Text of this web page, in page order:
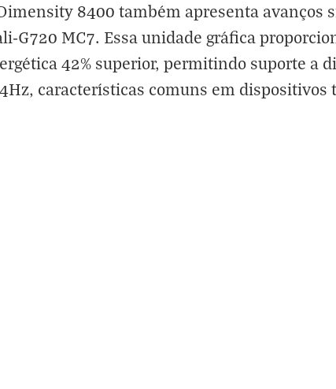
8400 também apresenta avanços
G720 MC7. Essa unidade gráfica
42% superior, permitindo suporte a
características comuns em dispositivos